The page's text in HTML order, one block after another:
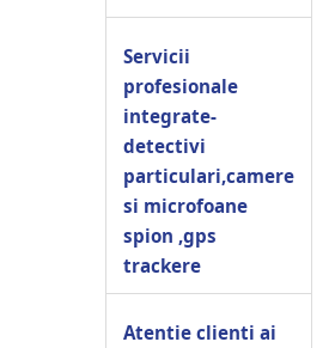
Servicii
profesionale
integrate-
detectivi
particulari,camere
si microfoane
spion ,gps
trackere
Atentie clienti ai